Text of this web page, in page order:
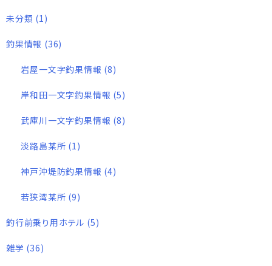
未分類 (1)
釣果情報 (36)
岩屋一文字釣果情報 (8)
岸和田一文字釣果情報 (5)
武庫川一文字釣果情報 (8)
淡路島某所 (1)
神戸沖堤防釣果情報 (4)
若狭湾某所 (9)
釣行前乗り用ホテル (5)
雑学 (36)